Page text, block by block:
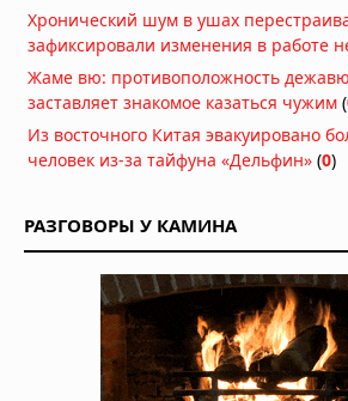
Ракета SpaceX
скорости 8700
06.08.2026 в 09:00
Атмосфера Плутона
процентов
Куда исчезла вода
ответа на главную
планеты
04.08.2026 в 11:13
Астероиды: не
выстроенный за
04.08.2026 в 10:30
Хронический шум в ушах
зафиксировали изменения в работе
Жаме вю: противоположность
заставляет знакомое казаться чужим (
Из восточного Китая эвакуировано
человек из-за тайфуна «Дельфин» (0)
РАЗГОВОРЫ У КАМИНА